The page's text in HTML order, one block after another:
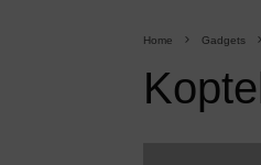
Home Gadgets